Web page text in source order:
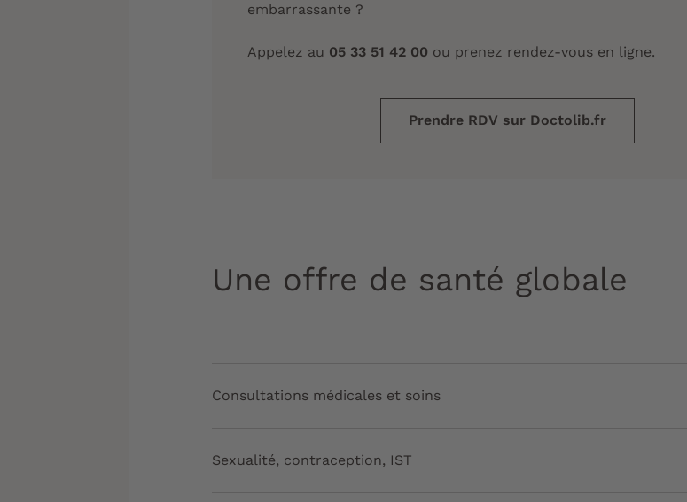
embarrassante ?
Appelez au 05 33 51 42 00 ou prenez rendez-vous en ligne.
Prendre RDV sur Doctolib.fr
Une offre de santé globale
Consultations médicales et soins
Sexualité, contraception, IST